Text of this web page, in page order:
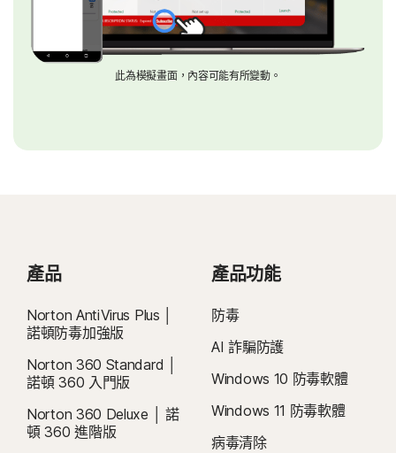
此為模擬畫面，內容可能有所變動。
產品
Norton AntiVirus Plus │
諾頓防毒加強版
Norton 360 Standard │
諾頓 360 入門版
Norton 360 Deluxe │ 諾
頓 360 進階版
產品功能
防毒
AI 詐騙防護
Windows 10 防毒軟體
Windows 11 防毒軟體
病毒清除